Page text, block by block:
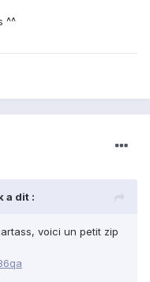
^^
a dit :
voici un petit zip